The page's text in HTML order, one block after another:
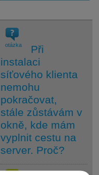
otázka
Při
instalaci
síťového klienta
nemohu
pokračovat,
stále zůstávám v
okně, kde mám
vyplnit cestu na
server. Proč?